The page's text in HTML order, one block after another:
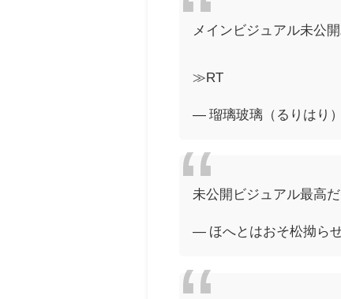
メインビジュアル未公
≫RT
— 瑠璃玻璃（るりはり
未公開ビジュアル最高
— ほへとはおそ松拗ら